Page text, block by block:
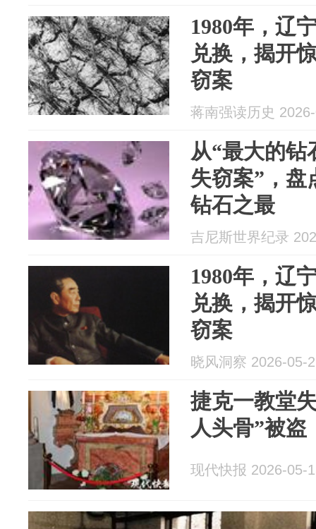
1980年，辽
兑换，揭开
窃案
蒋南强读历史
从“最大的钻
失窃案”，盘
钻石之最
吉尼斯世界纪录
1980年，辽
兑换，揭开
窃案
晓风洞察 2026-05-
捷克一教堂
人头骨”被盗
现代快报 2026-05-